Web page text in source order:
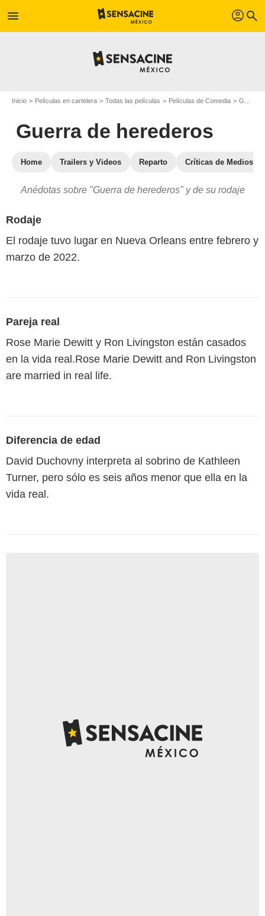
menu profil search
Inicio Películas en cartelera Todas las películas Películas de Comedia Guerra de herederos
Guerra de herederos
Home Trailers y Videos Reparto Críticas de Medios
Anédotas sobre "Guerra de herederos" y de su rodaje
Rodaje
El rodaje tuvo lugar en Nueva Orleans entre febrero y
marzo de 2022.
Pareja real
Rose Marie Dewitt y Ron Livingston están casados
en la vida real.Rose Marie Dewitt and Ron Livingston
are married in real life.
Diferencia de edad
David Duchovny interpreta al sobrino de Kathleen
Turner, pero sólo es seis años menor que ella en la
vida real.